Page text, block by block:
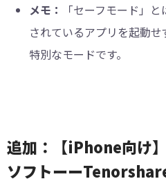
メモ：
「セーフモード」
されているアプリを起動
特別なモードです。
追加：【iPhone向け
ソフトーー